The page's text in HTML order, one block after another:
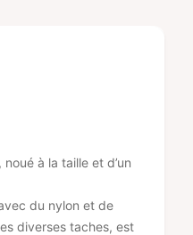
à la taille et d’un
du nylon et de
diverses taches, est